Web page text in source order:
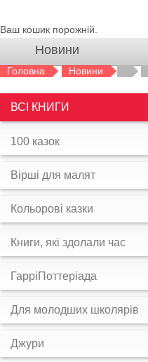
Ваш кошик порожній.
Новини
Головна Новини
ВСІ КНИГИ
100 казок
Вірші для малят
Кольорові казки
Книги, які здолали час
ГарріПоттеріада
Для молодших школярів
Джури